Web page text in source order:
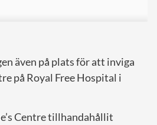
även på plats för att inviga
på Royal Free Hospital i
Centre tillhandahållit